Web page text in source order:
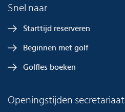
Snel naar
Starttijd reserveren
Beginnen met golf
Golfles boeken
Openingstijden secretariaat